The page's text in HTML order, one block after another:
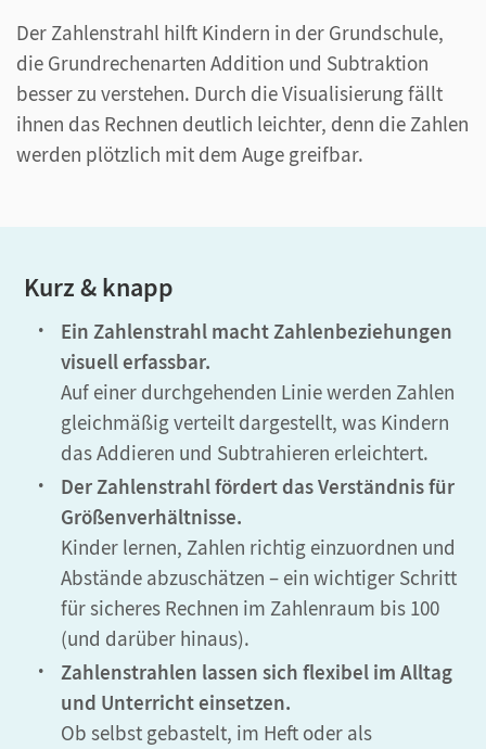
Der Zahlenstrahl hilft Kindern in der Grundschule,
die Grundrechenarten Addition und Subtraktion
besser zu verstehen. Durch die Visualisierung fällt
ihnen das Rechnen deutlich leichter, denn die Zahlen
werden plötzlich mit dem Auge greifbar.
Kurz & knapp
Ein Zahlenstrahl macht Zahlenbeziehungen
visuell erfassbar.
Auf einer durchgehenden Linie werden Zahlen
gleichmäßig verteilt dargestellt, was Kindern
das Addieren und Subtrahieren erleichtert.
Der Zahlenstrahl fördert das Verständnis für
Größenverhältnisse.
Kinder lernen, Zahlen richtig einzuordnen und
Abstände abzuschätzen – ein wichtiger Schritt
für sicheres Rechnen im Zahlenraum bis 100
(und darüber hinaus).
Zahlenstrahlen lassen sich flexibel im Alltag
und Unterricht einsetzen.
Ob selbst gebastelt, im Heft oder als